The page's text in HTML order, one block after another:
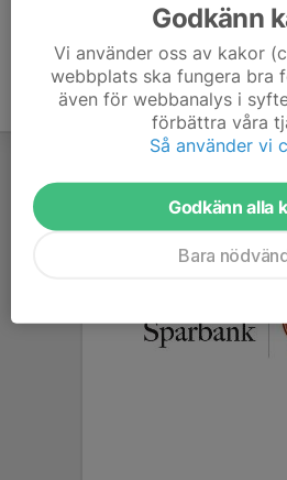
Godkänn
Vi använder oss av kakor
webbplats ska fungera bra
även för webbanalys i
förbättra våra
Så använder vi
Godkänn alla
Bara